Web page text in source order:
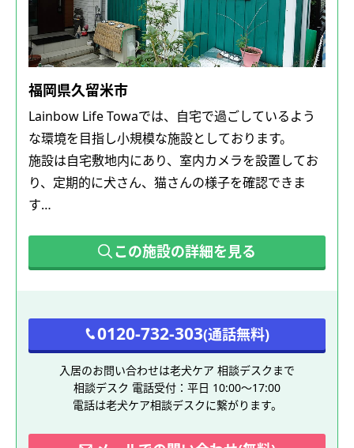
福岡県久留米市
Lainbow Life Towaでは、自宅で過ごしているよう
な環境を目指し小規模な施設としております。
施設は自宅敷地内にあり、室内カメラを設置してお
り、定期的に犬さん、猫さんの様子を確認できま
す…
この施設の詳細を見る
0120-732-303(通話無料)
入居のお問い合わせは老犬ケア 相談デスクまで
相談デスク 電話受付：平日 10:00～17:00
電話は老犬ケア相談デスクに繋がります。